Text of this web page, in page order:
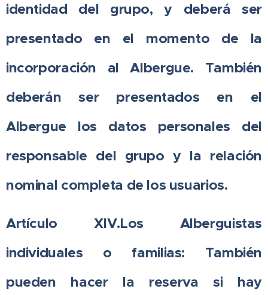
identidad del grupo, y deberá ser
presentado en el momento de la
incorporación al Albergue. También
deberán ser presentados en el
Albergue los datos personales del
responsable del grupo y la relación
nominal completa de los usuarios.
Artículo XIV.Los Alberguistas
individuales o familias: También
pueden hacer la reserva si hay